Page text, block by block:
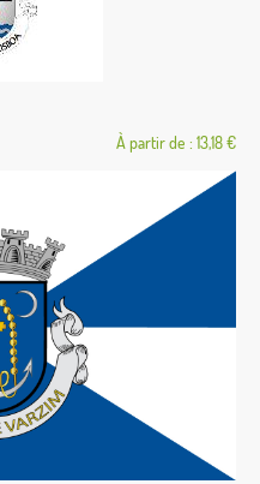
À partir de : 13,18 €